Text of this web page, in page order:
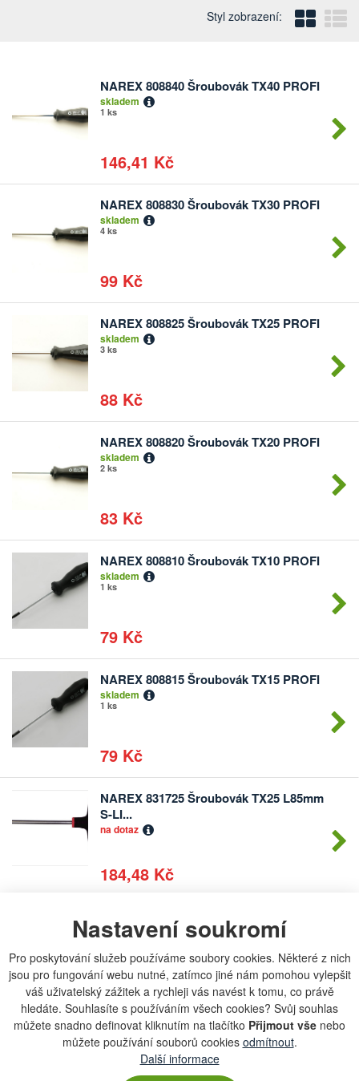
Nastavení soukromí
Pro poskytování služeb používáme soubory cookies. Některé z nich
jsou pro fungování webu nutné, zatímco jiné nám pomohou vylepšit
váš uživatelský zážitek a rychleji vás navést k tomu, co právě
hledáte. Souhlasíte s používáním všech cookies? Svůj souhlas
můžete snadno definovat kliknutím na tlačítko Přijmout vše nebo
můžete používání souborů cookies odmítnout.
Další informace
Styl zobrazení:
NAREX 808840 Šroubovák TX40 PROFI
skladem
1 ks
146,41 Kč
Počet
kusů
NAREX 808830 Šroubovák TX30 PROFI
skladem
4 ks
99 Kč
Počet
kusů
NAREX 808825 Šroubovák TX25 PROFI
skladem
3 ks
88 Kč
Počet
kusů
NAREX 808820 Šroubovák TX20 PROFI
skladem
2 ks
83 Kč
Počet
kusů
NAREX 808810 Šroubovák TX10 PROFI
skladem
1 ks
79 Kč
Počet
kusů
NAREX 808815 Šroubovák TX15 PROFI
skladem
1 ks
79 Kč
Počet
kusů
NAREX 831725 Šroubovák TX25 L85mm
S-LI...
na dotaz
184,48 Kč
Počet
NAREX 839615 Šroubovák TT15 L80mm
S-LI...
162 Kč
Počet
kusů
NAREX 019834607 Šroubovák 8346
TRX07 s...Počet
kusů